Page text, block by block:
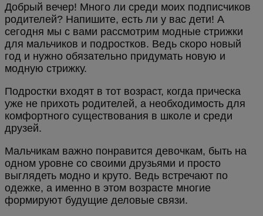
Добрый вечер! Много ли среди моих подписчиков
родителей? Напишите, есть ли у вас дети! А
сегодня мы с вами рассмотрим модные стрижки
для мальчиков и подростков. Ведь скоро новый
год и нужно обязательно придумать новую и
модную стрижку.
Подростки входят в тот возраст, когда прическа
уже не прихоть родителей, а необходимость для
комфортного существования в школе и среди
друзей.
Мальчикам важно понравится девочкам, быть на
одном уровне со своими друзьями и просто
выглядеть модно и круто. Ведь встречают по
одежке, а именно в этом возрасте многие
формируют будущие деловые связи.